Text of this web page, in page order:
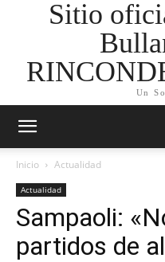
Sitio
Un
Inicio Actualidad
Actualidad
Sampaoli:
partidos de